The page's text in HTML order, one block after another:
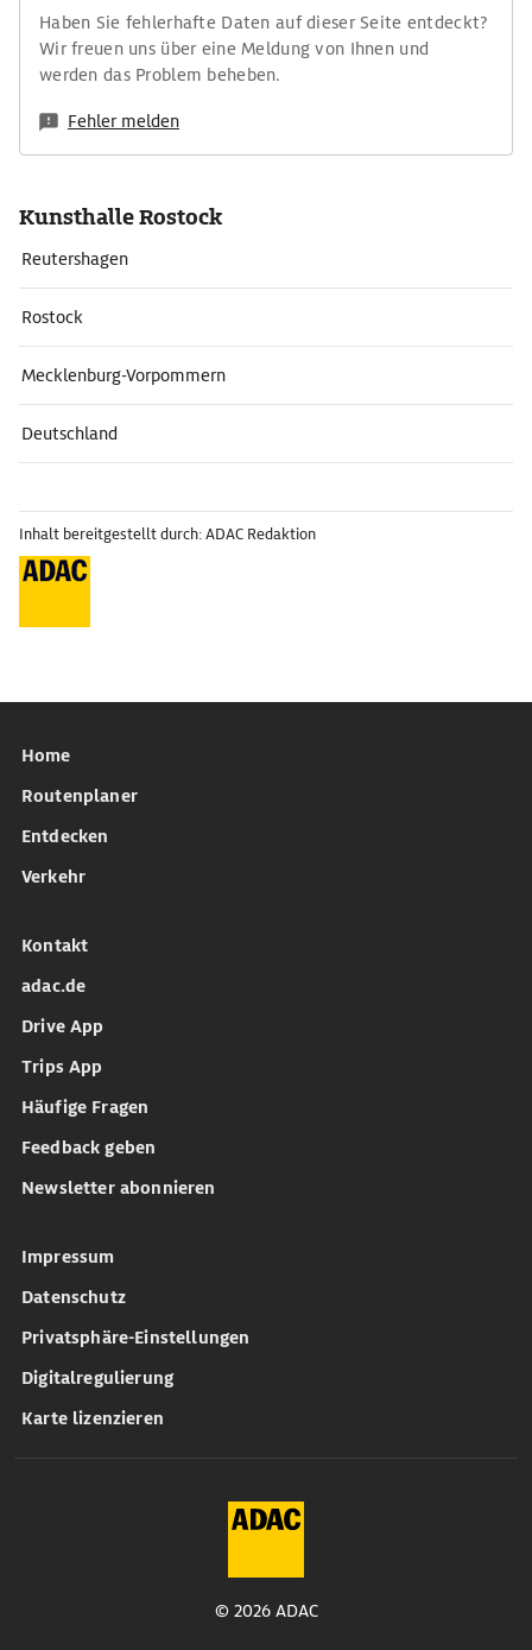
Haben Sie fehlerhafte Daten auf dieser Seite entdeckt?
Wir freuen uns über eine Meldung von Ihnen und
werden das Problem beheben.
Fehler melden
Kunsthalle Rostock
Reutershagen
Rostock
Mecklenburg-Vorpommern
Deutschland
Inhalt bereitgestellt durch: ADAC Redaktion
Home
Routenplaner
Entdecken
Verkehr
Kontakt
adac.de
Drive App
Trips App
Häufige Fragen
Feedback geben
Newsletter abonnieren
Impressum
Datenschutz
Privatsphäre-Einstellungen
Digitalregulierung
Karte lizenzieren
© 2026 ADAC